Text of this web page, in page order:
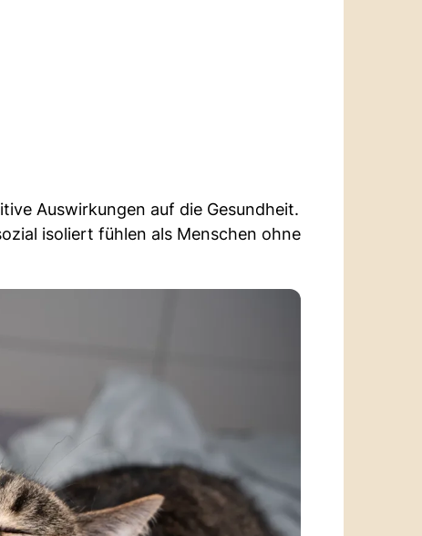
Auswirkungen auf die Gesundheit.
isoliert fühlen als Menschen ohne